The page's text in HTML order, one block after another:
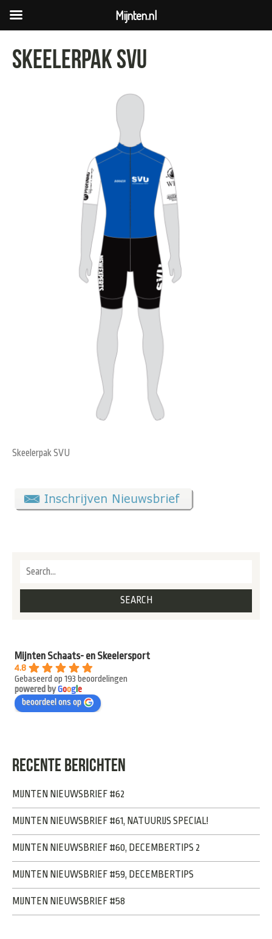
Skeelerpak SVU
Skeelerpak SVU
Mijnten Schaats- en Skeelersport
4.8
Gebaseerd op 193 beoordelingen
powered byGooge
beoordeel ons op
RECENTE BERICHTEN
MIJNTEN NIEUWSBRIEF #62
MIJNTEN NIEUWSBRIEF #61, NATUURIJS SPECIAL!
MIJNTEN NIEUWSBRIEF #60, DECEMBERTIPS 2
MIJNTEN NIEUWSBRIEF #59, DECEMBERTIPS
MIJNTEN NIEUWSBRIEF #58
Mijnten.nl